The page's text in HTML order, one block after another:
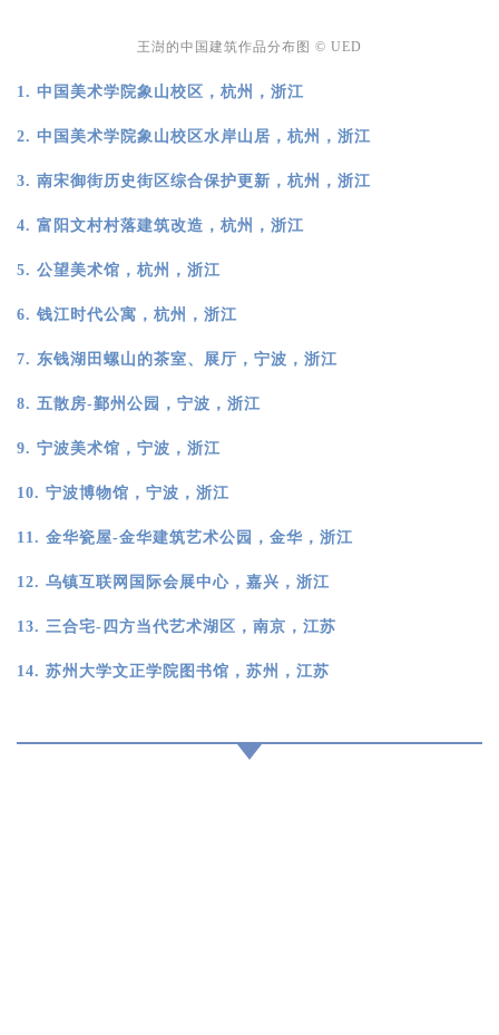
王澍的中国建筑作品分布图 © UED
1. 中国美术学院象山校区，杭州，浙江
2. 中国美术学院象山校区水岸山居，杭州，浙江
3. 南宋御街历史街区综合保护更新，杭州，浙江
4. 富阳文村村落建筑改造，杭州，浙江
5. 公望美术馆，杭州，浙江
6. 钱江时代公寓，杭州，浙江
7. 东钱湖田螺山的茶室、展厅，宁波，浙江
8. 五散房-鄞州公园，宁波，浙江
9. 宁波美术馆，宁波，浙江
10. 宁波博物馆，宁波，浙江
11. 金华瓷屋-金华建筑艺术公园，金华，浙江
12. 乌镇互联网国际会展中心，嘉兴，浙江
13. 三合宅-四方当代艺术湖区，南京，江苏
14. 苏州大学文正学院图书馆，苏州，江苏